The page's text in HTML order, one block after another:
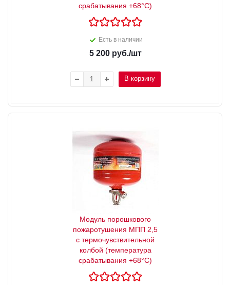
срабатывания +68°С)
Есть в наличии
5 200руб./шт
В корзину
Модуль порошкового
пожаротушения МПП 2,5
с термочувствительной
колбой (температура
срабатывания +68°С)